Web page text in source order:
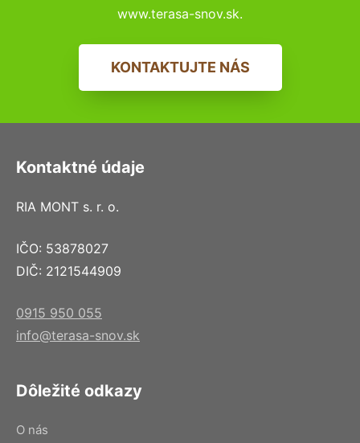
www.terasa-snov.sk.
KONTAKTUJTE NÁS
Kontaktné údaje
RIA MONT s. r. o.
IČO: 53878027
DIČ: 2121544909
0915 950 055
info@terasa-snov.sk
Dôležité odkazy
O nás